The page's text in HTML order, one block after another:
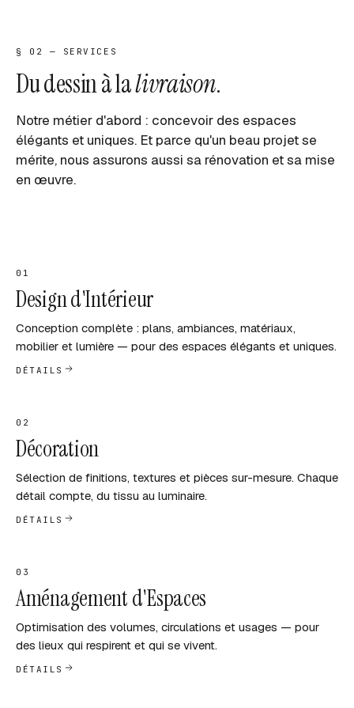
§ 02 — SERVICES
Du dessin à lalivraison.
Notre métier d'abord : concevoir des espaces
élégants et uniques. Et parce qu'un beau projet se
mérite, nous assurons aussi sa rénovation et sa mise
en œuvre.
01
Design d'Intérieur
Conception complète : plans, ambiances, matériaux,
mobilier et lumière — pour des espaces élégants et uniques.
DÉTAILS
02
Décoration
Sélection de finitions, textures et pièces sur-mesure. Chaque
détail compte, du tissu au luminaire.
DÉTAILS
03
Aménagement d'Espaces
Optimisation des volumes, circulations et usages — pour
des lieux qui respirent et qui se vivent.
DÉTAILS